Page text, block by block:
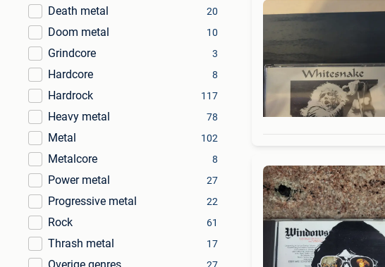
Death metal 20
Doom metal 10
Grindcore 3
Hardcore 8
Hardrock 117
Heavy metal 78
Metal 102
Metalcore 8
Power metal 27
Progressive metal 22
Rock 61
Thrash metal 17